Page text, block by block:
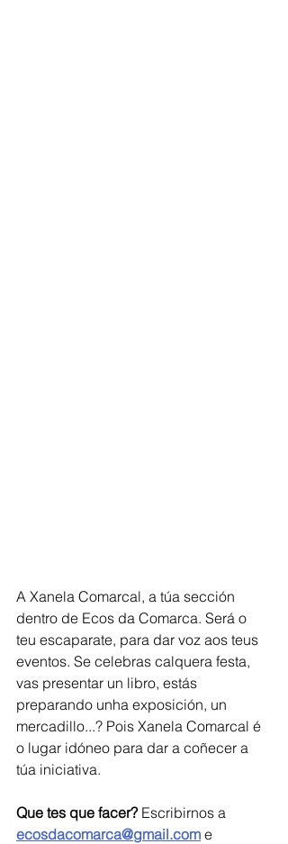
A Xanela Comarcal, a túa sección
dentro de Ecos da Comarca. Será o
teu escaparate, para dar voz aos teus
eventos. Se celebras calquera festa,
vas presentar un libro, estás
preparando unha exposición, un
mercadillo...? Pois Xanela Comarcal é
o lugar idóneo para dar a coñecer a
túa iniciativa.
Que tes que facer? Escribirnos a
ecosdacomarca@gmail.com e